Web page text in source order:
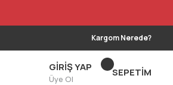
Kargom Nerede?
GİRİŞ YAP
Üye Ol
SEPETİM